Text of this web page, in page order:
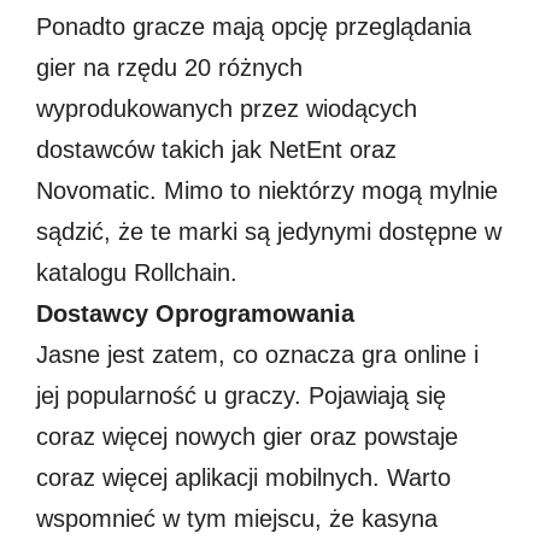
Ponadto gracze mają opcję przeglądania
gier na rzędu 20 różnych
wyprodukowanych przez wiodących
dostawców takich jak NetEnt oraz
Novomatic. Mimo to niektórzy mogą mylnie
sądzić, że te marki są jedynymi dostępne w
katalogu Rollchain.
Dostawcy Oprogramowania
Jasne jest zatem, co oznacza gra online i
jej popularność u graczy. Pojawiają się
coraz więcej nowych gier oraz powstaje
coraz więcej aplikacji mobilnych. Warto
wspomnieć w tym miejscu, że kasyna